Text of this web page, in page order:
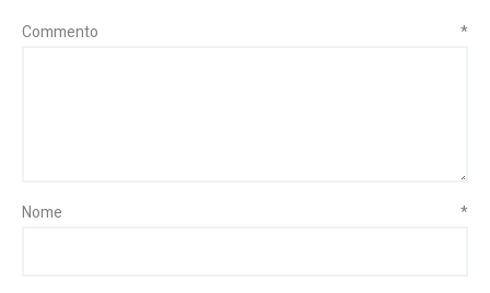
Commento *
Nome *